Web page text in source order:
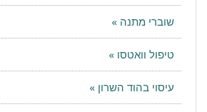
שוברי מתנה »
טיפול וואטסו »
עיסוי בהוד השרון »